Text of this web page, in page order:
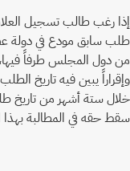
إذا رغب طالب تسجيل
طلب سابق مودع في دولة
من دول المجلس طرفاً
وإقراراً يبين فيه تاريخ
خلال ستة أشهر من تاريخ
سقط حقه في المطالبة